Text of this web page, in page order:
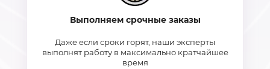
Выполняем срочные заказы
Даже если сроки горят, наши эксперты
выполнят работу в максимально кратчайшее
время